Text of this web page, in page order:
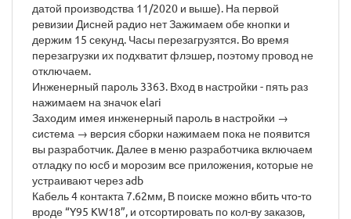
датой производства 11/2020 и выше). На первой
ревизии Дисней радио нет Зажимаем обе кнопки и
держим 15 секунд. Часы перезагрузятся. Во время
перезагрузки их подхватит флэшер, поэтому провод не
отключаем.
Инженерный пароль 3363. Вход в настройки - пять раз
нажимаем на значок elari
Заходим имея инженерный пароль в настройки →
система → версия сборки нажимаем пока не появится
вы разработчик. Далее в меню разработчика включаем
отладку по юсб и морозим все приложения, которые не
устраивают через adb
Кабель 4 контакта 7.62мм, В поиске можно вбить что-то
вроде “Y95 KW18”, и отсортировать по кол-ву заказов,